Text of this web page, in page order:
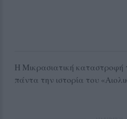
Η Μικρασιατική καταστροφή
πάντα την ιστορία του